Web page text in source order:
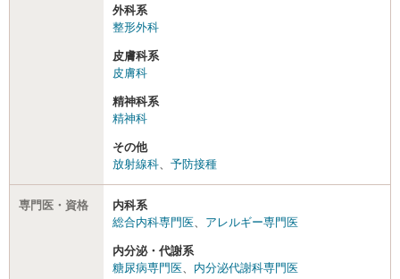
外科系
整形外科
皮膚科系
皮膚科
精神科系
精神科
その他
放射線科、 予防接種
専門医・資格
内科系
総合内科専門医、 アレルギー専門医
内分泌・代謝系
糖尿病専門医、 内分泌代謝科専門医